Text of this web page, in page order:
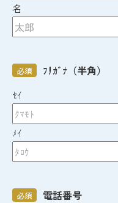
名
ﾌﾘｶﾞﾅ（半角）
必須
ｾｲ
ﾒｲ
電話番号
必須